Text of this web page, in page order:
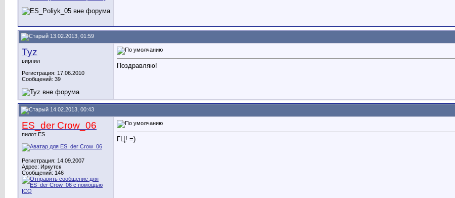
13.02.2013, 01:59
Tyz
вирпил
Регистрация: 17.06.2010
Сообщений: 39
Поздравляю!
14.02.2013, 00:43
ES_der Crow_06
пилот ES
Регистрация: 14.09.2007
Адрес: Иркутск
Сообщений: 146
ГЦ! =)